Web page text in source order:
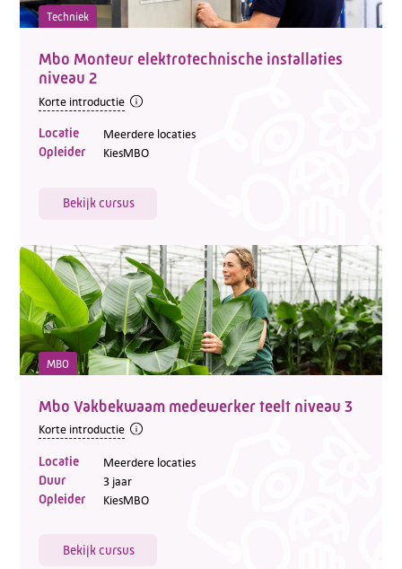
Techniek
Mbo Monteur elektrotechnische installaties
niveau 2
Korte introductie
Locatie Meerdere locaties
Opleider KiesMBO
Bekijk cursus
MBO
Mbo Vakbekwaam medewerker teelt niveau 3
Korte introductie
Locatie Meerdere locaties
Duur 3 jaar
Opleider KiesMBO
Bekijk cursus